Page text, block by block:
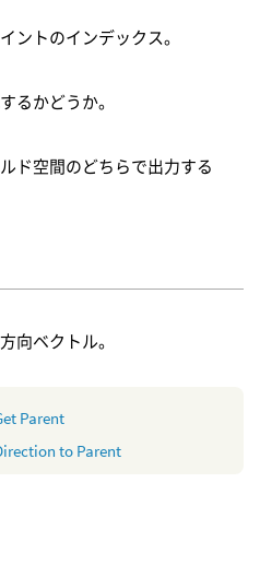
ントのインデックス。
るかどうか。
ド空間のどちらで出力する
向ベクトル。
Parent
to Parent